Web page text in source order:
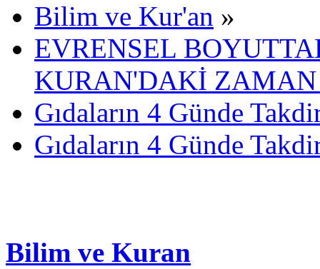
Bilim ve Kur'an »
EVRENSEL
KURAN'DAKİ
Gıdaların 4 Günde
Gıdaların 4 Günde
Bilim ve Kuran